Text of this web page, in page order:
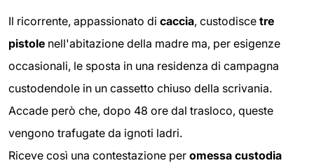
Il ricorrente, appassionato di caccia, custodisce tre
pistole nell'abitazione della madre ma, per esigenze
occasionali, le sposta in una residenza di campagna
custodendole in un cassetto chiuso della scrivania.
Accade però che, dopo 48 ore dal trasloco, queste
vengono trafugate da ignoti ladri.
Riceve così una contestazione per omessa custodia